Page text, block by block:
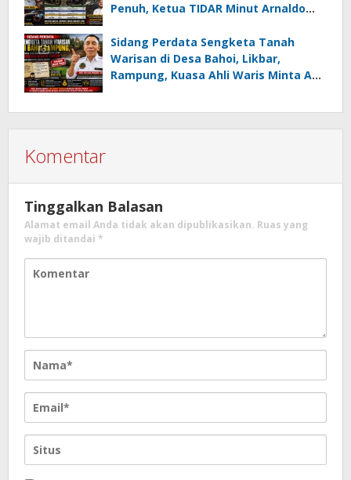
Penuh, Ketua TIDAR Minut Arnaldo
05 MC JOE Sapu Bersih Tiga Gelar
Juara Umum
Sidang Perdata Sengketa Tanah
Warisan di Desa Bahoi, Likbar,
Rampung, Kuasa Ahli Waris Minta APH
Komentar
Tinggalkan Balasan
Alamat email Anda tidak akan dipublikasikan. Ruas yang
wajib ditandai *